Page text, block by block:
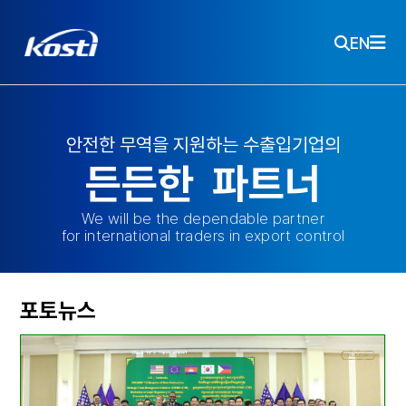
KOSTI 메인 페이지로 이동 EN
안전한 무역을 지원하는 수출입기업의
든든한 파트너
We will be the dependable partner
for international traders in export control
포토뉴스
포토뉴스